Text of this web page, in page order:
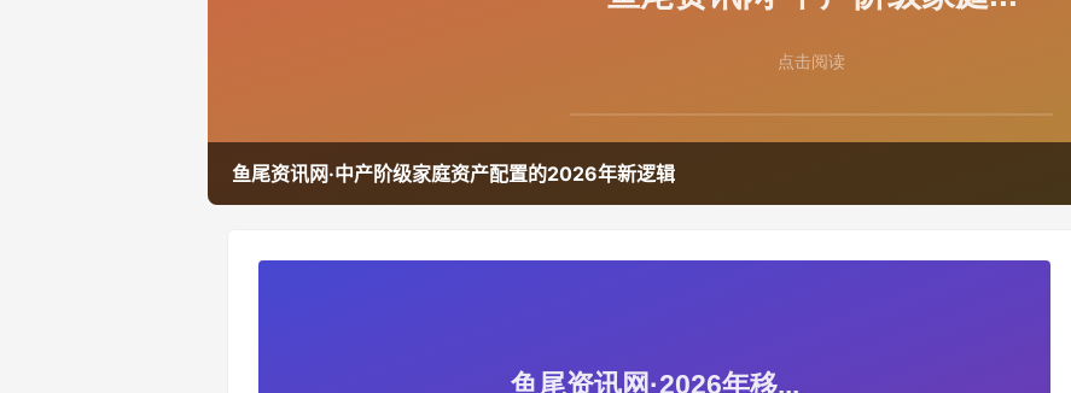
鱼尾资讯网·中产阶级家庭资产配置的2026年新逻辑